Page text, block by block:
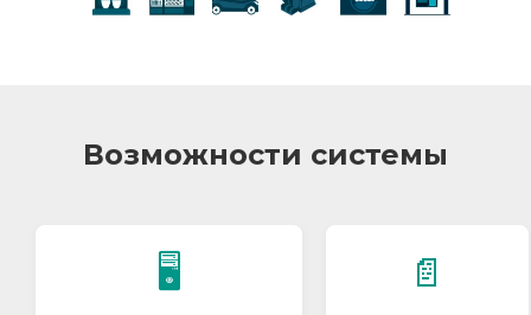
Возможности системы
🖥️ 📄